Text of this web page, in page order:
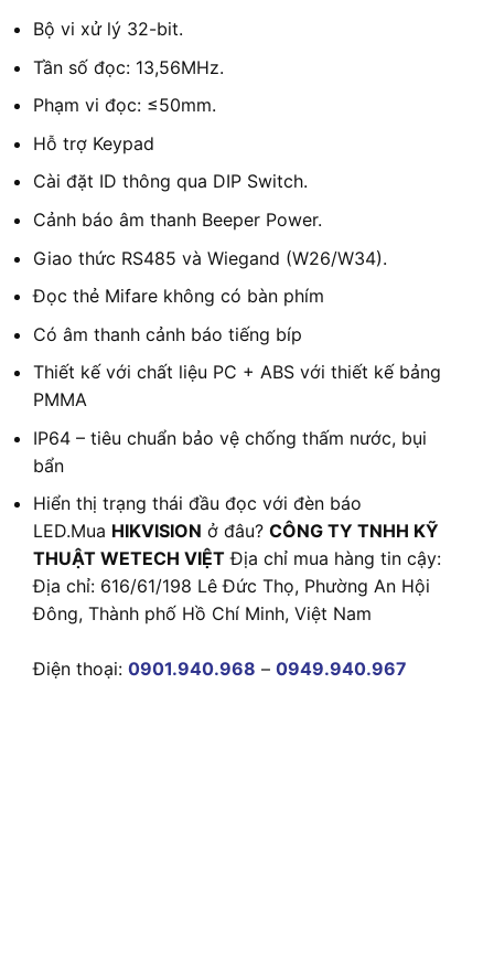
Bộ vi xử lý 32-bit.
Tần số đọc: 13,56MHz.
Phạm vi đọc: ≤50mm.
Hỗ trợ Keypad
Cài đặt ID thông qua DIP Switch.
Cảnh báo âm thanh Beeper Power.
Giao thức RS485 và Wiegand (W26/W34).
Đọc thẻ Mifare không có bàn phím
Có âm thanh cảnh báo tiếng bíp
Thiết kế với chất liệu PC + ABS với thiết kế bảng
PMMA
IP64 – tiêu chuẩn bảo vệ chống thấm nước, bụi
bẩn
Hiển thị trạng thái đầu đọc với đèn báo
LED.Mua HIKVISION ở đâu? CÔNG TY TNHH KỸ
THUẬT WETECH VIỆT Địa chỉ mua hàng tin cậy:
Địa chỉ: 616/61/198 Lê Đức Thọ, Phường An Hội
Đông, Thành phố Hồ Chí Minh, Việt Nam
Điện thoại: 0901.940.968 – 0949.940.967